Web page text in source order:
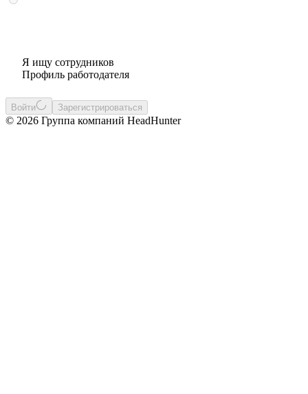
Я ищу сотрудников
Профиль работодателя
Войти Зарегистрироваться
© 2026 Группа компаний HeadHunter